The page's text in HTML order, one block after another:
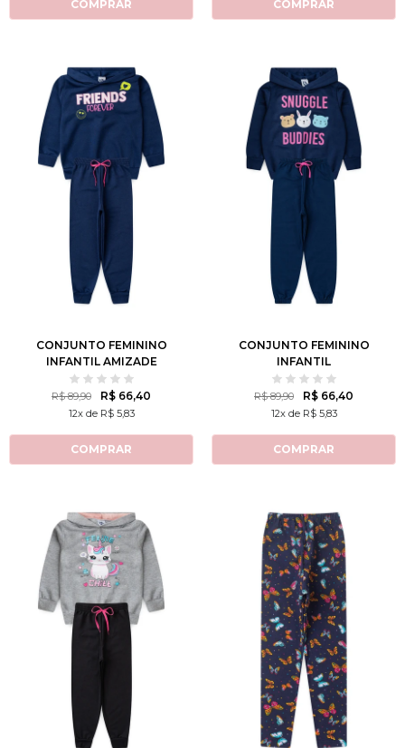
COMPRAR COMPRAR
4 6
10 12
CONJUNTO FEMININO
INFANTIL AMIZADE
ETERNA
R$ 89,90 R$ 66,40
12x de R$ 5,83
COMPRAR
3 4 6
10 12
CONJUNTO FEMININO
INFANTIL
COMPANHEIROS DE
ACONCHEGO
R$ 89,90 R$ 66,40
12x de R$ 5,83
COMPRAR
4 3 6